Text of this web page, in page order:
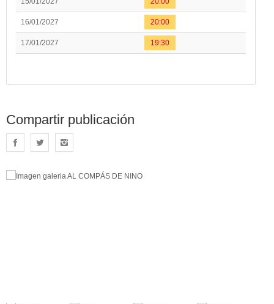
16/01/2027 20:00
17/01/2027 19:30
Compartir publicación